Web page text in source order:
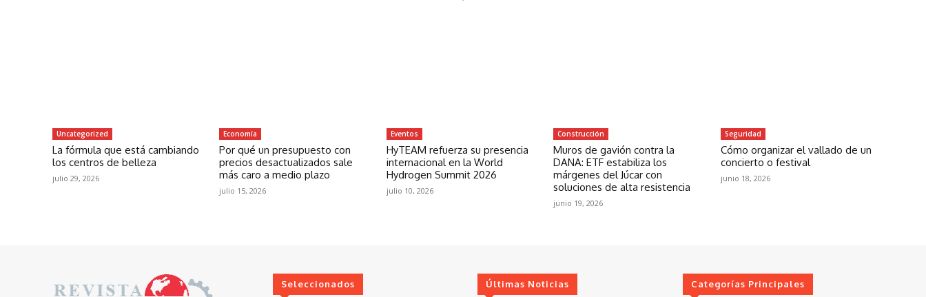
Uncategorized
La fórmula que está cambiando
los centros de belleza
julio 29, 2026
Economía
Por qué un presupuesto con
precios desactualizados sale
más caro a medio plazo
julio 15, 2026
Eventos
HyTEAM refuerza su presencia
internacional en la World
Hydrogen Summit 2026
julio 10, 2026
Construcción
Muros de gavión contra la
DANA: ETF estabiliza los
márgenes del Júcar con
soluciones de alta resistencia
junio 19, 2026
Seguridad
Cómo organizar el vallado de un
concierto o festival
junio 18, 2026
Seleccionados Últimas Noticias Categorías Principales